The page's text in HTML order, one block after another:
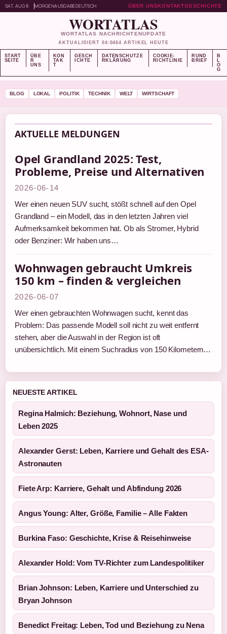
SAT, AUG 8 MORGENAUSGABEDEUTSCH ÜBER UNSKONTAKTGESCHICHTE
WORTATLAS
WORTATLAS NACHRICHTENUPDATE
AKTUALISIERT 04:0464 ARTIKEL HEUTE
START
SEITE
ÜBE
R
UNS
KON
TAK
T
GESCH
ICHTE
DATENSCHUTZE
RKLÄRUNG
COOKIE-
RICHTLINIE
RUND
BRIEF
B
L
O
G
BLOG LOKAL POLITIK TECHNIK WELT WIRTSCHAFT
AKTUELLE MELDUNGEN
Opel Grandland 2025: Test,
Probleme, Preise und Alternativen
2026-06-14
Wer einen neuen SUV sucht, stößt schnell auf den Opel
Grandland – ein Modell, das in den letzten Jahren viel
Aufmerksamkeit bekommen hat. Ob als Stromer, Hybrid
oder Benziner: Wir haben uns…
Wohnwagen gebraucht Umkreis
150 km – finden & vergleichen
2026-06-07
Wer einen gebrauchten Wohnwagen sucht, kennt das
Problem: Das passende Modell soll nicht zu weit entfernt
stehen, aber die Auswahl in der Region ist oft
unübersichtlich. Mit einem Suchradius von 150 Kilometern…
NEUESTE ARTIKEL
Regina Halmich: Beziehung, Wohnort, Nase und
Leben 2025
Alexander Gerst: Leben, Karriere und Gehalt des ESA-
Astronauten
Fiete Arp: Karriere, Gehalt und Abfindung 2026
Angus Young: Alter, Größe, Familie – Alle Fakten
Burkina Faso: Geschichte, Krise & Reisehinweise
Alexander Hold: Vom TV-Richter zum Landespolitiker
Brian Johnson: Leben, Karriere und Unterschied zu
Bryan Johnson
Benedict Freitag: Leben, Tod und Beziehung zu Nena